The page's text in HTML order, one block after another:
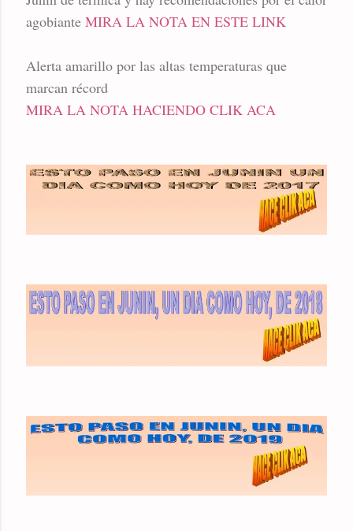
agobiante MIRA LA NOTA EN ESTE LINK
Alerta amarillo por las altas temperaturas que
marcan récord
MIRA LA NOTA HACIENDO CLIK ACA